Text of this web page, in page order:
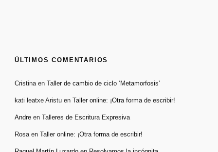
ÚLTIMOS COMENTARIOS
Cristinaen Taller de cambio de ciclo ‘Metamorfosis’
kati leatxe Aristu en Taller online: ¡Otra forma de escribir!
Andre en Talleres de Escritura Expresiva
Rosaen Taller online: ¡Otra forma de escribir!